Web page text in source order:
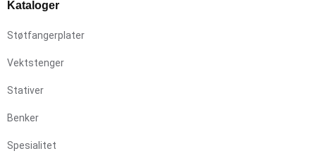
Kataloger
Støtfangerplater
Vektstenger
Stativer
Benker
Spesialitet